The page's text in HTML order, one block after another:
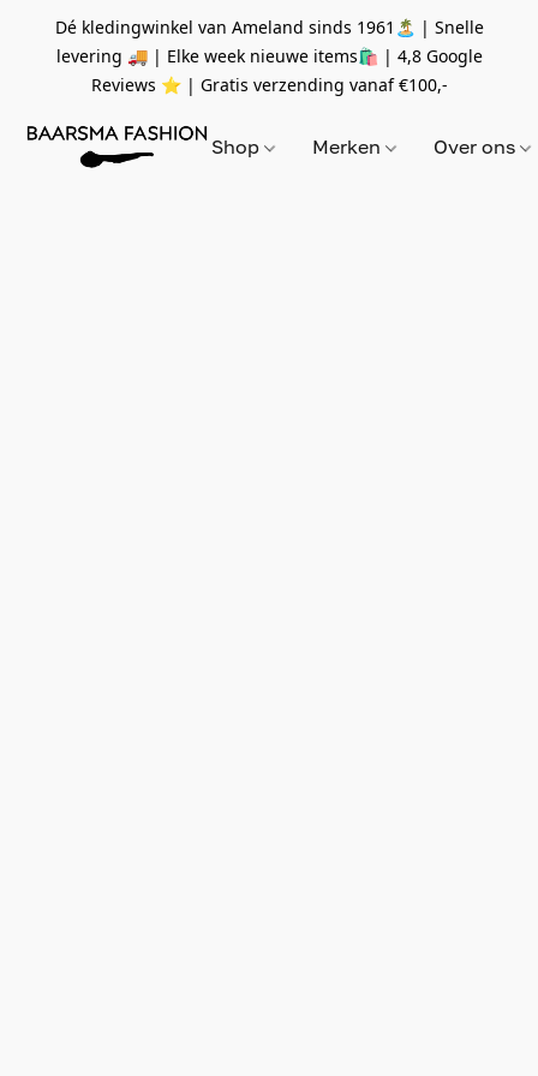
Dé kledingwinkel van Ameland sinds 1961🏝 | Snelle
levering 🚚 | Elke week nieuwe items🛍 | 4,8 Google
Reviews ⭐️ | Gratis verzending vanaf€100,-
Shop Merken Over ons